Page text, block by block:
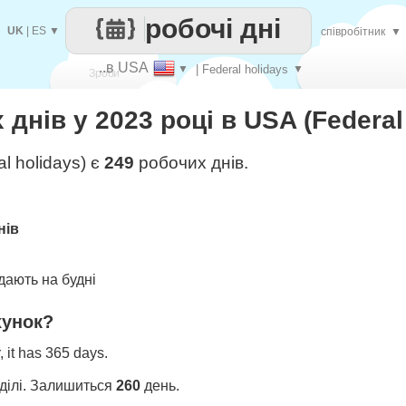
Зроби
кожен
..в USA ▼ | Federal holidays ▼
робочі дні
UK ES ▼ співробітник ▼
днів у 2023 році в USA
holidays) є 249 робочих днів.
на будні
it has 365 days.
Залишиться 260 день.